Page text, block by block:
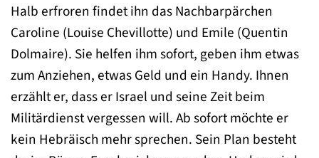
Halb erfroren findet ihn das Nachbarpärchen
Caroline (Louise Chevillotte) und Emile (Quentin
Dolmaire). Sie helfen ihm sofort, geben ihm etwas
zum Anziehen, etwas Geld und ein Handy. Ihnen
erzählt er, dass er Israel und seine Zeit beim
Militärdienst vergessen will. Ab sofort möchte er
kein Hebräisch mehr sprechen. Sein Plan besteht